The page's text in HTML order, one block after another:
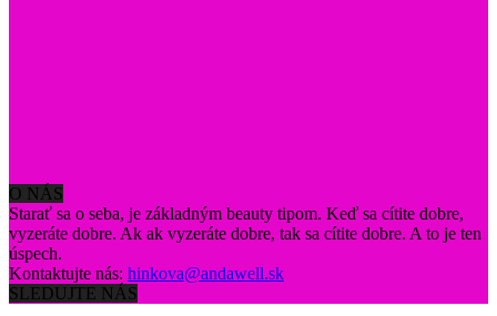
O NÁS
Starať sa o seba, je základným beauty tipom. Keď sa cítite dobre,
vyzeráte dobre. Ak ak vyzeráte dobre, tak sa cítite dobre. A to je ten
úspech.
Kontaktujte nás: hinkova@andawell.sk
SLEDUJTE NÁS